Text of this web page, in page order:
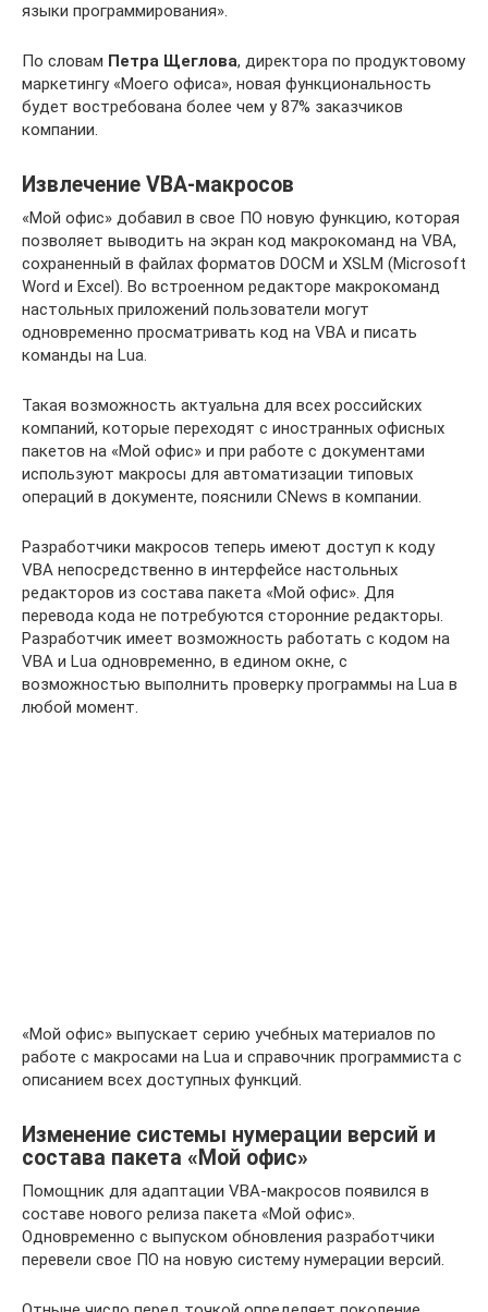
языки программирования».
По словам Петра Щеглова, директора по продуктовому
маркетингу «Моего офиса», новая функциональность
будет востребована более чем у 87% заказчиков
компании.
Извлечение VBA-макросов
«Мой офис» добавил в свое ПО новую функцию, которая
позволяет выводить на экран код макрокоманд на VBA,
сохраненный в файлах форматов DOCM и XSLM (Microsoft
Word и Excel). Во встроенном редакторе макрокоманд
настольных приложений пользователи могут
одновременно просматривать код на VBA и писать
команды на Lua.
Такая возможность актуальна для всех российских
компаний, которые переходят с иностранных офисных
пакетов на «Мой офис» и при работе с документами
используют макросы для автоматизации типовых
операций в документе, пояснили CNews в компании.
Разработчики макросов теперь имеют доступ к коду
VBA непосредственно в интерфейсе настольных
редакторов из состава пакета «Мой офис». Для
перевода кода не потребуются сторонние редакторы.
Разработчик имеет возможность работать с кодом на
VBA и Lua одновременно, в едином окне, с
возможностью выполнить проверку программы на Lua в
любой момент.
«Мой офис» выпускает серию учебных материалов по
работе с макросами на Lua и справочник программиста с
описанием всех доступных функций.
Изменение системы нумерации версий и
состава пакета «Мой офис»
Помощник для адаптации VBA-макросов появился в
составе нового релиза пакета «Мой офис».
Одновременно с выпуском обновления разработчики
перевели свое ПО на новую систему нумерации версий.